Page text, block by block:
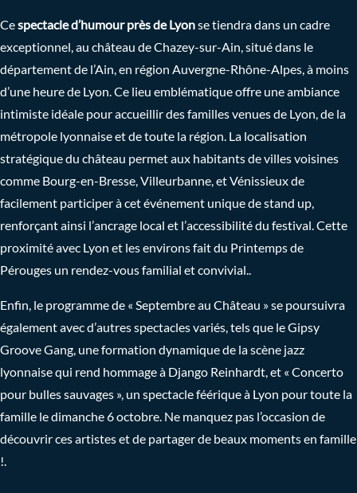
Cespectacle d’humour près de Lyonse tiendra dans un cadre
exceptionnel, au château de Chazey-sur-Ain, situé dans le
département de l’Ain, en région Auvergne-Rhône-Alpes, à moins
d’une heure de Lyon. Ce lieu emblématique offre une ambiance
intimiste idéale pour accueillir des familles venues de Lyon, de la
métropole lyonnaise et de toute la région. La localisation
stratégique du château permet aux habitants de villes voisines
comme Bourg-en-Bresse, Villeurbanne, et Vénissieux de
facilement participer à cet événement unique de stand up,
renforçant ainsi l’ancrage local et l’accessibilité du festival. Cette
proximité avec Lyon et les environs fait du Printemps de
Pérouges un rendez-vous familial et convivial..
Enfin, le programme de « Septembre au Château » se poursuivra
également avec d’autres spectacles variés, tels que le Gipsy
Groove Gang, une formation dynamique de la scène jazz
lyonnaise qui rend hommage à Django Reinhardt, et « Concerto
pour bulles sauvages », un spectacle féérique à Lyon pour toute la
famille le dimanche 6 octobre. Ne manquez pas l’occasion de
découvrir ces artistes et de partager de beaux moments en famille
!.